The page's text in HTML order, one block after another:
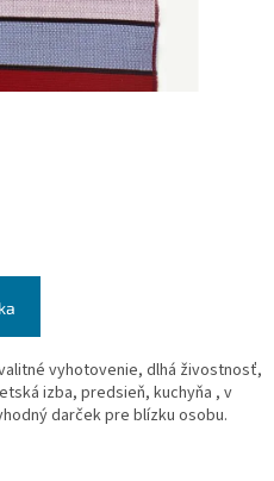
vyhotovenie, dlhá živostnosť,
izba, predsieň, kuchyňa , v
darček pre blízku osobu.